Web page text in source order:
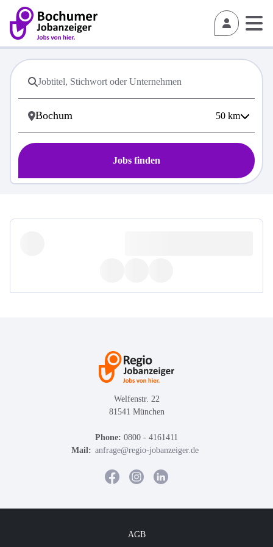
50 km
Jobs finden
Welfenstr. 22
81541 München
Phone: 0800 - 4161411
Mail: anfrage@regio-jobanzeiger.de
AGB